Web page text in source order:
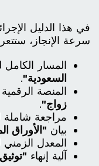
سرعة الإنجاز،
المسار الكامل
السعودية".
المنصة الرقمية
زواج".
مراجعة شاملة
بيان "الأوراق
المعدل الزمني
آلية إنهاء